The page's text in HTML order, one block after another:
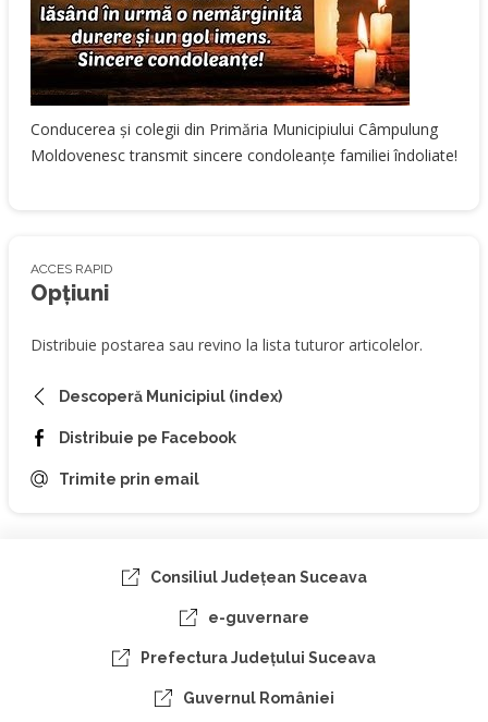
Conducerea și colegii din Primăria Municipiului Câmpulung
Moldovenesc transmit sincere condoleanțe familiei îndoliate!
ACCES RAPID
Opțiuni
Distribuie postarea sau revino la lista tuturor articolelor.
Descoperă Municipiul (index)
Distribuie pe Facebook
Trimite prin email
Consiliul Judeţean Suceava
e-guvernare
Prefectura Judeţului Suceava
Guvernul României